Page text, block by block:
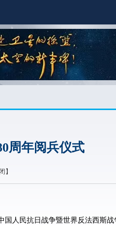
周年阅兵仪式
】
人民抗日战争暨世界反法西斯战